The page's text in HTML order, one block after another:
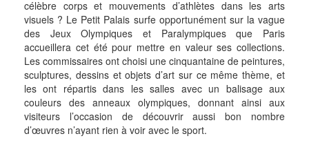
célèbre corps et mouvements d’athlètes dans les arts
visuels ? Le Petit Palais surfe opportunément sur la vague
des Jeux Olympiques et Paralympiques que Paris
accueillera cet été pour mettre en valeur ses collections.
Les commissaires ont choisi une cinquantaine de peintures,
sculptures, dessins et objets d’art sur ce même thème, et
les ont répartis dans les salles avec un balisage aux
couleurs des anneaux olympiques, donnant ainsi aux
visiteurs l’occasion de découvrir aussi bon nombre
d’œuvres n’ayant rien à voir avec le sport.